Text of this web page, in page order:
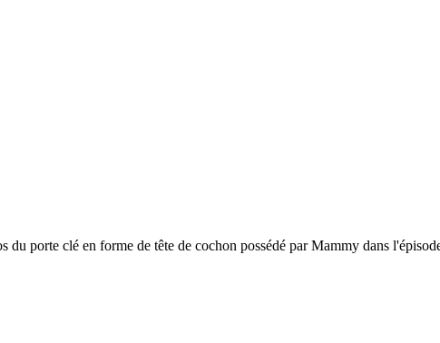
du porte clé en forme de tête de cochon possédé par Mammy dans